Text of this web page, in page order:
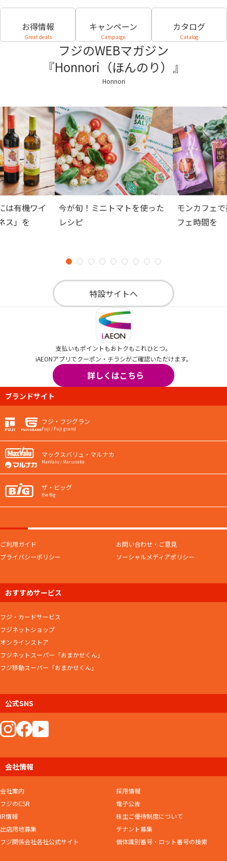
お得情報
Great deals
キャンペーン
Campaign
カタログ
Catalog
フジのWEBマガジン
『Honnori（ほんのり）』
Honnori
は有機ワイ
ス」を
今が旬！ミニトマトを使った
レシピ
モンカフェ
フェ時間を
特設サイトへ
支払いもポイントもおトクもこれひとつ。
iAEONアプリでクーポン・チラシがご確認いただけます。
詳しくはこちら
ブランドサイト
フジ・フジグラン
Fuji / Fuji grand
マックスバリュ・マルナカ
MaxValu / Marunaka
ザ・ビッグ
the Big
ご利用ガイド
お問い合わせ・ご意見
プライバシーポリシー
ソーシャルメディアポリシー
おすすめサービス
フジ・カードサービス
フジネットショップ
オンラインストア
フジネットスーパー「おまかせくん」
フジ移動スーパー「おまかせくん」
公式SNS
会社情報
会社案内
採用情報
フジのCSR
電子公告
IR情報
株主ご優待制度について
出店用地募集
テナント募集
フジ関係会社各社公式サイト
個体識別番号・ロット番号の検索